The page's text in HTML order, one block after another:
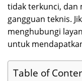
tidak terkunci, dan
gangguan teknis.
menghubungi
untuk
Table of